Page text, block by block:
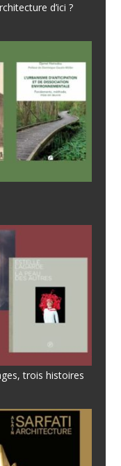
d’ici ?
trois histoires